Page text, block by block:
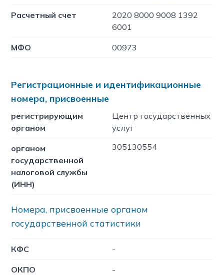
Расчетный счет
2020 8000 9008 1392
6001
МФО 00973
Регистрационные и идентификационные
номера, присвоенные
регистрирующим
органом
Центр государственных
услуг
органом
государственной
налоговой службы
(ИНН)
305130554
Номера, присвоенные органом
государственной статистики
КФC -
ОКПО -